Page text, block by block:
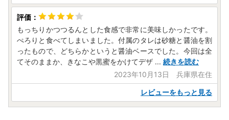
M」について】
現在垂水市では、オンラインワンストップ特例申請システム
「ふるまど」「IAM」を導入しております。
マイナンバーカードをお持ちの方であれば、オンラインでの
ワンストップ特例申請のお手続きが可能となります。
※詳しい申請手順は、ご寄附いただいた後に本市からお送り
※マイナンバーカードをお持ちでない方は、引き続き申請書
のご提出（郵送）が必要となります。
もっちりかつつるんとした食感で非常に美味しかったです。
ぺろりと食べてしまいました。付属のタレは砂糖と醤油を割
ったもので、どちらかというと醤油ベースでした。今回は全
てそのままか、きなこや黒蜜をかけてデザ ... 続きを読む
2023年10月13日 兵庫県在住
レビューをもっと見る